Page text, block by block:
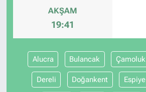
AKŞAM
19:41
Alucra Bulancak Çamoluk
Dereli Doğankent Espiye